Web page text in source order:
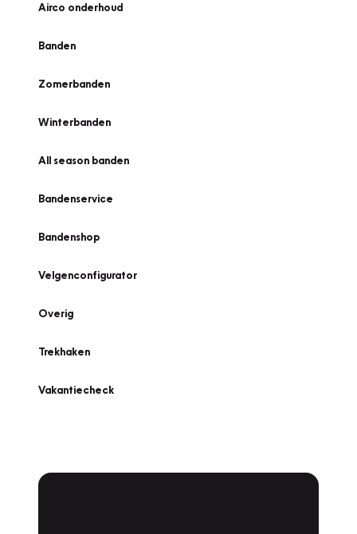
Airco onderhoud
Banden
Zomerbanden
Winterbanden
All season banden
Bandenservice
Bandenshop
Velgenconfigurator
Overig
Trekhaken
Vakantiecheck